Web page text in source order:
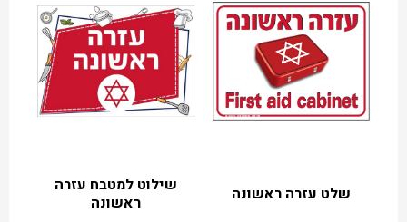
שלט עזרה ראשונה
שילוט למטבח עזרה
ראשונה